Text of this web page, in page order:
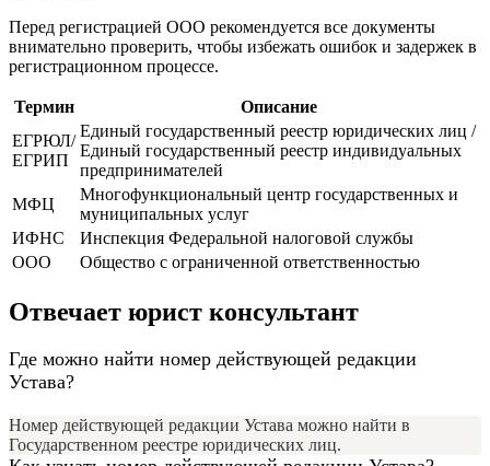
Перед регистрацией ООО рекомендуется все документы
внимательно проверить, чтобы избежать ошибок и задержек в
регистрационном процессе.
Термин
Описание
ЕГРЮЛ/
ЕГРИП
Единый государственный реестр юридических лиц /
Единый государственный реестр индивидуальных
предпринимателей
МФЦ
Многофункциональный центр государственных и
муниципальных услуг
ИФНС
Инспекция Федеральной налоговой службы
ООО
Общество с ограниченной ответственностью
Отвечает юрист консультант
Где можно найти номер действующей редакции
Устава?
Номер действующей редакции Устава можно найти в
Государственном реестре юридических лиц.